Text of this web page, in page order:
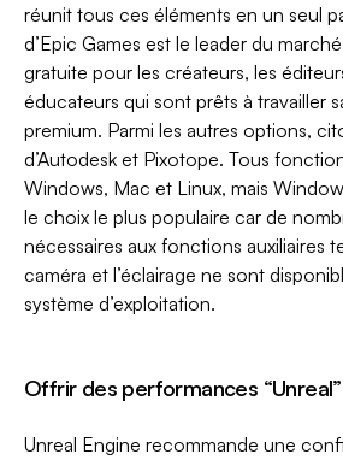
réunit tous ces éléments en un seul
d’Epic Games est le leader du
gratuite pour les créateurs, les
éducateurs qui sont prêts à travailler
premium. Parmi les autres options,
d’Autodesk et Pixotope. Tous
Windows, Mac et Linux, mais
le choix le plus populaire car de
nécessaires aux fonctions auxiliaires
caméra et l’éclairage ne sont
système d’exploitation.
Offrir des performances “Unreal”
Unreal Engine recommande une